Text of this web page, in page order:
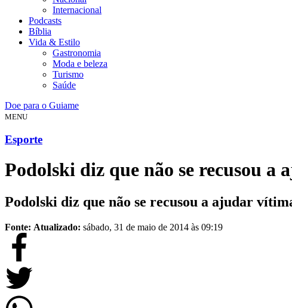
Internacional
Podcasts
Bíblia
Vida & Estilo
Gastronomia
Moda e beleza
Turismo
Saúde
Doe para o Guiame
MENU
Esporte
Podolski diz que não se recusou a
Podolski diz que não se recusou a ajudar
Fonte: Atualizado: sábado, 31 de maio de 2014 às 09:19